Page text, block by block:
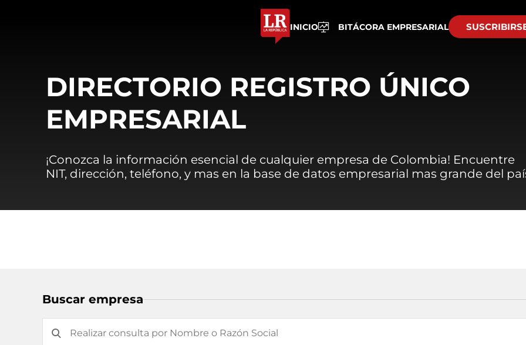
INICIO BITÁCORA EMPRESARIAL
DIRECTORIO REGISTRO ÚNICO
EMPRESARIAL
¡Conozca la información esencial de cualquier empresa de Colombia! Encuentre
NIT, dirección, teléfono, y mas en la base de datos empresarial mas grande del
Buscar empresa